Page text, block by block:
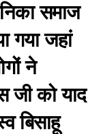
समाज
गया जहां
ने
जी को याद
बिसाहू